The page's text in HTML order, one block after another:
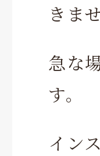
きま
急な
す。
イン